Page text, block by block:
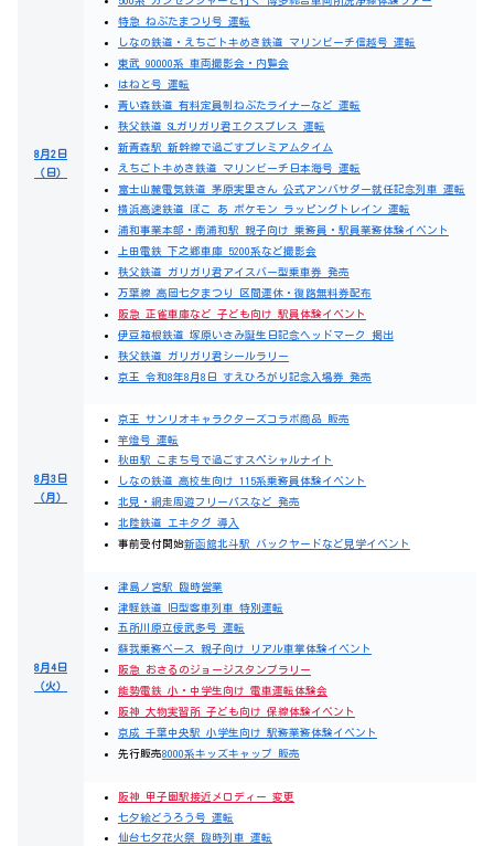
8月2日
（日）
特急 ねぶたまつり号 運転
しなの鉄道・えちごトキめき鉄道 マリンビーチ信越号 運転
東武 90000系 車両撮影会・内覧会
はねと号 運転
青い森鉄道 有料定員制ねぶたライナーなど 運転
秩父鉄道 SLガリガリ君エクスプレス 運転
新青森駅 新幹線で過ごすプレミアムタイム
えちごトキめき鉄道 マリンビーチ日本海号 運転
富士山麓電気鉄道 茅原実里さん 公式アンバサダー就任記念列車 運転
横浜高速鉄道 ぽこ あ ポケモン ラッピングトレイン 運転
浦和事業本部・南浦和駅 親子向け 乗務員・駅員業務体験イベント
上田電鉄 下之郷車庫 5200系など撮影会
秩父鉄道 ガリガリ君アイスバー型乗車券 発売
万葉線 高岡七夕まつり 区間運休・復路無料券配布
阪急 正雀車庫など 子ども向け 駅員体験イベント
伊豆箱根鉄道 塚原いさみ誕生日記念ヘッドマーク 掲出
秩父鉄道 ガリガリ君シールラリー
京王 令和8年8月8日 すえひろがり記念入場券 発売
8月3日
（月）
京王 サンリオキャラクターズコラボ商品 販売
竿燈号 運転
秋田駅 こまち号で過ごすスペシャルナイト
しなの鉄道 高校生向け 115系乗務員体験イベント
北見・網走周遊フリーパスなど 発売
北陸鉄道 エキタグ 導入
事前受付開始新函館北斗駅 バックヤードなど見学イベント
8月4日
（火）
津島ノ宮駅 臨時営業
津軽鉄道 旧型客車列車 特別運転
五所川原立佞武多号 運転
蘇我乗務ベース 親子向け リアル車掌体験イベント
阪急 おさるのジョージスタンプラリー
能勢電鉄 小・中学生向け 電車運転体験会
阪神 大物実習所 子ども向け 保線体験イベント
京成 千葉中央駅 小学生向け 駅務業務体験イベント
先行販売8000系キッズキャップ 販売
阪神 甲子園駅接近メロディー 変更
七夕絵どうろう号 運転
仙台七夕花火祭 臨時列車 運転